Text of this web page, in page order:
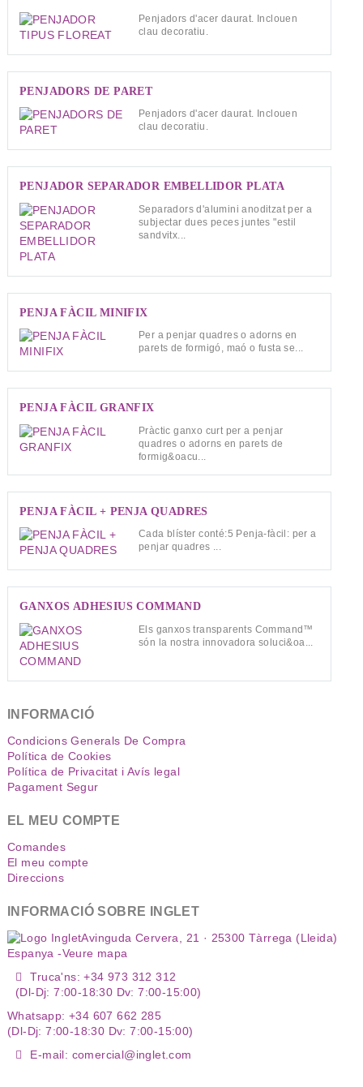
Penjadors d'acer daurat. Inclouen
clau decoratiu.
PENJADORS DE PARET
Penjadors d'acer daurat. Inclouen
clau decoratiu.
PENJADOR SEPARADOR EMBELLIDOR PLATA
Separadors d'alumini anoditzat per a
subjectar dues peces juntes "estil
sandvitx...
PENJA FÀCIL MINIFIX
Per a penjar quadres o adorns en
parets de formigó, maó o fusta se...
PENJA FÀCIL GRANFIX
Pràctic ganxo curt per a penjar
quadres o adorns en parets de
formig&oacu...
PENJA FÀCIL + PENJA QUADRES
Cada blíster conté:5 Penja-fàcil: per a
penjar quadres ...
GANXOS ADHESIUS COMMAND
Els ganxos transparents Command™
són la nostra innovadora soluci&oa...
INFORMACIÓ
Condicions Generals De Compra
Política de Cookies
Política de Privacitat i Avís legal
Pagament Segur
EL MEU COMPTE
Comandes
El meu compte
Direccions
INFORMACIÓ SOBRE INGLET
Avinguda Cervera, 21 · 25300 Tàrrega (Lleida)
Espanya -Veure mapa
Truca'ns: +34 973 312 312
(Dl-Dj: 7:00-18:30 Dv: 7:00-15:00)
Whatsapp: +34 607 662 285
(Dl-Dj: 7:00-18:30 Dv: 7:00-15:00)
E-mail: comercial@inglet.com